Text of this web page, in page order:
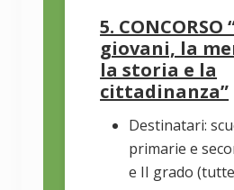
5. CONCORSO
giovani, la
la storia e la
cittadinanza”
Destinatari:
primarie e
e II grado